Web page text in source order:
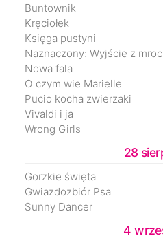
Buntownik
Kręciołek
Księga pustyni
Naznaczony: Wyjście z
Nowa fala
O czym wie Marielle
Pucio kocha zwierzaki
Vivaldi i ja
Wrong Girls
28
Gorzkie święta
Gwiazdozbiór Psa
Sunny Dancer
4